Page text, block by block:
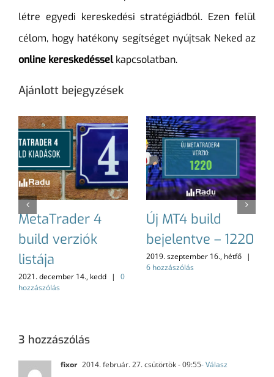
létre egyedi kereskedési stratégiádból. Ezen felül
célom, hogy hatékony segítséget nyújtsak Neked az
online kereskedésselkapcsolatban.
Ajánlott bejegyzések
MetaTrader 4
build verziók
listája
2021. december 14., kedd |
0
hozzászólás
Új MT4 build
bejelentve – 1220
2019. szeptember 16., hétfő |
6 hozzászólás
3 hozzászólás
fixor 2014. február. 27. csütörtök - 09:55- Válasz